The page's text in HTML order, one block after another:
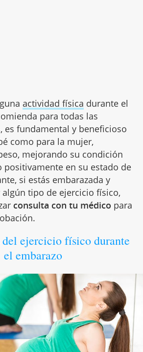
actividad física durante el
para todas las
es fundamental y beneficioso
como para la mujer,
mejorando su condición
positivamente en su estado de
si estás embarazada y
algún tipo de ejercicio físico,
consulta con tu médico para
del ejercicio físico durante
el embarazo